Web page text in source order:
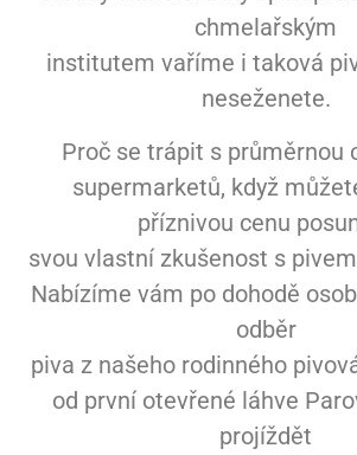
chmelařským
institutem vaříme i taková
neseženete.
Proč se trápit s průměrnou
supermarketů, když
příznivou cenu
svou vlastní zkušenost s
Nabízíme vám po dohodě
odběr
piva z našeho rodinného
od první otevřené láhve
projíždět